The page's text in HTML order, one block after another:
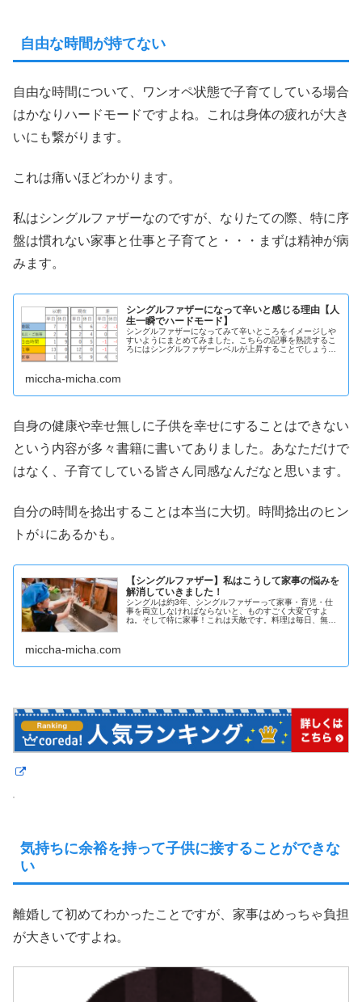
自由な時間が持てない
自由な時間について、ワンオペ状態で子育てしている場合
はかなりハードモードですよね。これは身体の疲れが大き
いにも繋がります。
これは痛いほどわかります。
私はシングルファザーなのですが、なりたての際、特に序
盤は慣れない家事と仕事と子育てと・・・まずは精神が病
みます。
シングルファザーになって辛いと感じる理由【人
生一瞬でハードモード】
シングルファザーになってみて辛いところをイメージしや
すいようにまとめてみました。こちらの記事を熟読するこ
ろにはシングルファザーレベルが上昇することでしょう。
miccha-micha.com
自身の健康や幸せ無しに子供を幸せにすることはできない
という内容が多々書籍に書いてありました。あなただけで
はなく、子育てしている皆さん同感なんだなと思います。
自分の時間を捻出することは本当に大切。時間捻出のヒン
トが↓にあるかも。
【シングルファザー】私はこうして家事の悩みを
解消していきました！
シングルは約3年、シングルファザーって家事・育児・仕
事を両立しなければならないと、ものすごく大変ですよ
ね。そして特に家事！これは天敵です。料理は毎日、無限
miccha-micha.com
気持ちに余裕を持って子供に接することができな
い
離婚して初めてわかったことですが、家事はめっちゃ負担
が大きいですよね。